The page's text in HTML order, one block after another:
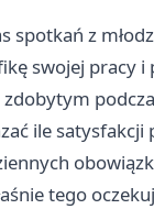
spotkań z
swojej pracy i
ile satysfakcji
tego